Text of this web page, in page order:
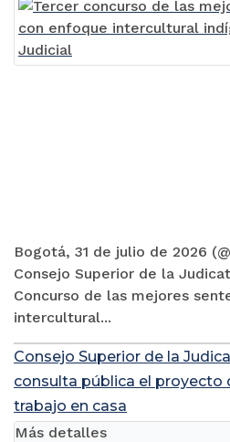
Bogotá, 31 de julio de 2026
Consejo Superior de la
Concurso de las mejores
intercultural...
Consejo Superior de la
consulta pública el proyecto
trabajo en casa
Más detalles